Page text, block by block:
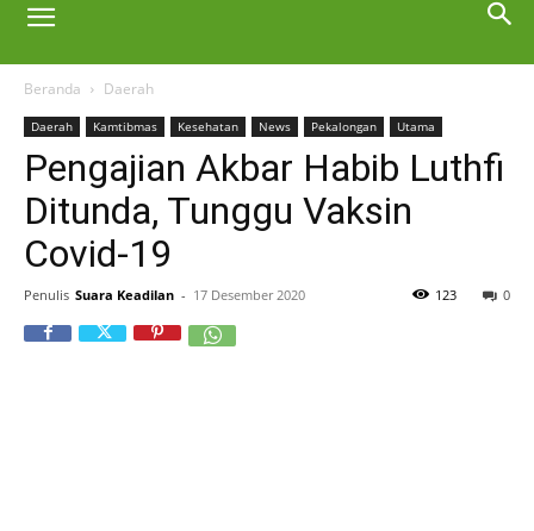
Beranda Daerah
Daerah Kamtibmas Kesehatan News Pekalongan Utama
Pengajian Akbar Habib Luthfi
Ditunda, Tunggu Vaksin
Covid-19
Penulis Suara Keadilan - 17 Desember 2020 0
123